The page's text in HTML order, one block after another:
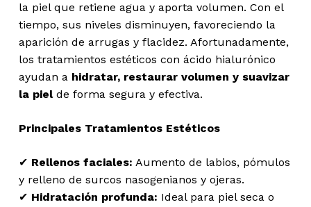
la piel que retiene agua y aporta volumen. Con el
tiempo, sus niveles disminuyen, favoreciendo la
aparición de arrugas y flacidez. Afortunadamente,
los tratamientos estéticos con ácido hialurónico
ayudan a hidratar, restaurar volumen y suavizar
la pielde forma segura y efectiva.
Principales Tratamientos Estéticos
✔ Rellenos faciales: Aumento de labios, pómulos
y relleno de surcos nasogenianos y ojeras.
✔ Hidratación profunda: Ideal para piel seca o